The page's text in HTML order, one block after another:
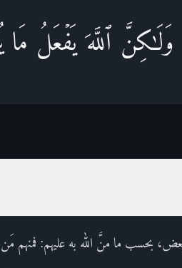
وَلَـٰكِنَّ ٱللَّهَ یَفۡعَلُ مَا
بحسب ما منَّ الله به عليهم: فمنهم مَن